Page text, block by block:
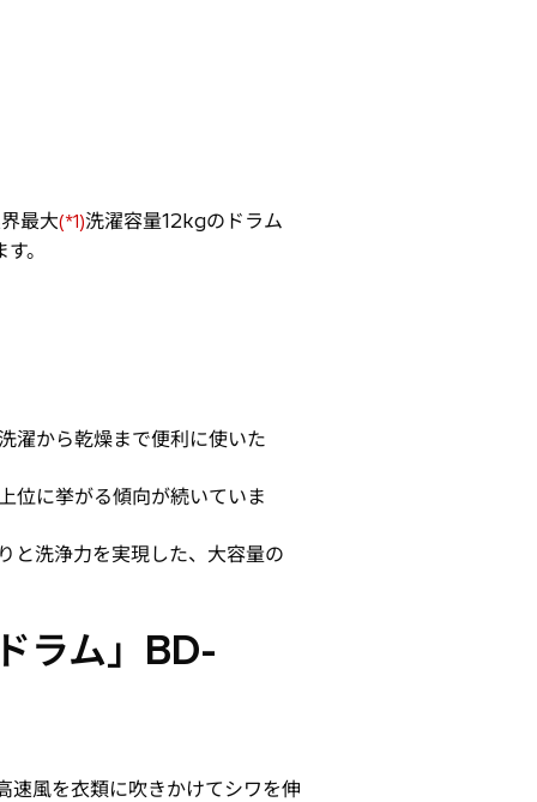
最大(*1)洗濯容量12kgのドラム
。
濯から乾燥まで便利に使いた
位に挙がる傾向が続いていま
と洗浄力を実現した、大容量の
ラム」BD-
速風を衣類に吹きかけてシワを伸